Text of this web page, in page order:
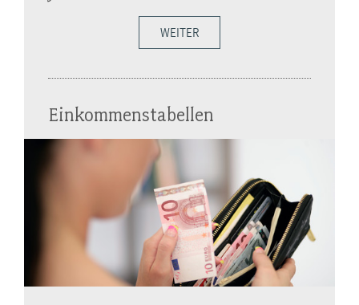
WEITER
Einkommenstabellen